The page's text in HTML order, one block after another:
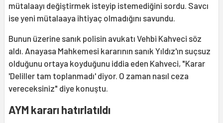
mütalaayı değiştirmek isteyip istemediğini sordu. Savcı
ise yeni mütalaaya ihtiyaç olmadığını savundu.
Bunun üzerine sanık polisin avukatı Vehbi Kahveci söz
aldı. Anayasa Mahkemesi kararının sanık Yıldız'ın suçsuz
olduğunu ortaya koyduğunu iddia eden Kahveci, "Karar
'Deliller tam toplanmadı' diyor. O zaman nasıl ceza
vereceksiniz" diye konuştu.
AYM kararı hatırlatıldı